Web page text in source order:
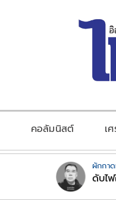
คอลัมนิสต์ เ
ผักกา
ดับไ